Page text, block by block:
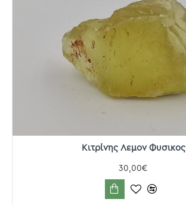
Κιτρίνης Λεμον Φυσικος
30,00€